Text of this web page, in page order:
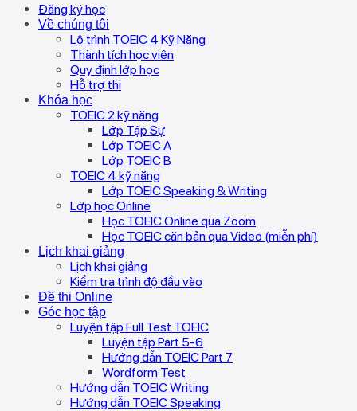
Đăng ký học
Về chúng tôi
Lộ trình TOEIC 4 Kỹ Năng
Thành tích học viên
Quy định lớp học
Hỗ trợ thi
Khóa học
TOEIC 2 kỹ năng
Lớp Tập Sự
Lớp TOEIC A
Lớp TOEIC B
TOEIC 4 kỹ năng
Lớp TOEIC Speaking & Writing
Lớp học Online
Học TOEIC Online qua Zoom
Học TOEIC căn bản qua Video (miễn phí)
Lịch khai giảng
Lịch khai giảng
Kiểm tra trình độ đầu vào
Đề thi Online
Góc học tập
Luyện tập Full Test TOEIC
Luyện tập Part 5-6
Hướng dẫn TOEIC Part 7
Wordform Test
Hướng dẫn TOEIC Writing
Hướng dẫn TOEIC Speaking